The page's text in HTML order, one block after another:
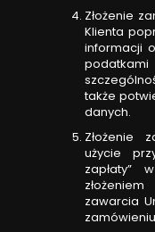
Złożenie
Klienta
informacji
także
danych.
Złożenie
użycie
zapłaty”
zawarcia